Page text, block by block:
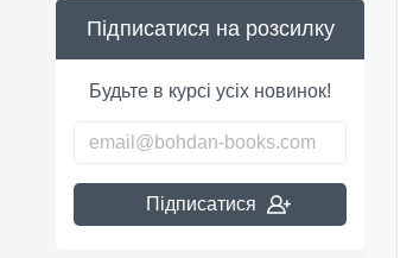
Підписатися на розсилку
Будьте в курсі усіх новинок!
Підписатися